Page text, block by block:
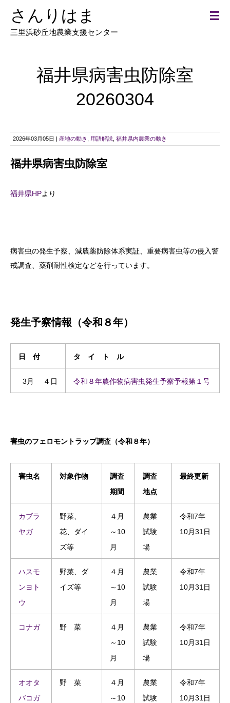
さんりはま
三里浜砂丘地農業支援センター
福井県病害虫防除室
20260304
2026年03月05日 | 産地の動き 用語解説 福井県内農業の動き
福井県病害虫防除室
福井県HPより
病害虫の発生予察、減農薬防除体系実証、重要病害虫等の侵入警
戒調査、薬剤耐性検定などを行っています。
発生予察情報（令和８年）
日 付 タ イ ト ル
3月 ４日 令和８年農作物病害虫発生予察予報第１号
害虫のフェロモントラップ調査（令和８年）
害虫名 対象作物
調査
期間
調査
地点
最終更新
カブラ
ヤガ
野菜、
花、ダイ
ズ等
４月
～10
月
農業
試験
場
令和7年
10月31日
ハスモ
ンヨト
ウ
野菜、ダ
イズ等
４月
～10
月
農業
試験
場
令和7年
10月31日
コナガ 野 菜
４月
～10
月
農業
試験
場
令和7年
10月31日
オオタ
バコガ
野 菜
４月
～10
農業
試験
令和7年
10月31日